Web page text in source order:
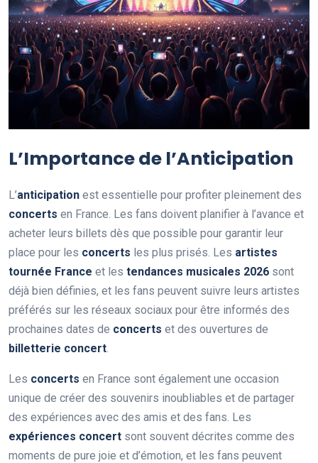
L’Importance de l’Anticipation
L’anticipation est essentielle pour profiter pleinement des
concerts en France. Les fans doivent planifier à l’avance et
acheter leurs billets dès que possible pour garantir leur
place pour les concerts les plus prisés. Les artistes
tournée France et les tendances musicales 2026 sont
déjà bien définies, et les fans peuvent suivre leurs artistes
préférés sur les réseaux sociaux pour être informés des
prochaines dates de concerts et des ouvertures de
billetterie concert.
Les concerts en France sont également une occasion
unique de créer des souvenirs inoubliables et de partager
des expériences avec des amis et des fans. Les
expériences concert sont souvent décrites comme des
moments de pure joie et d’émotion, et les fans peuvent